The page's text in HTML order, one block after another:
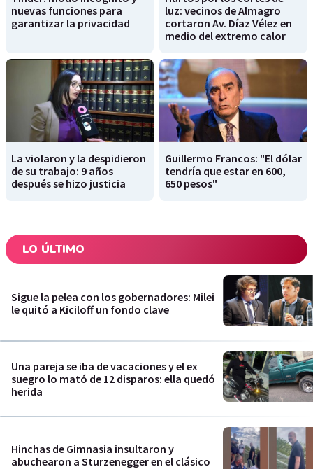
nuevas funciones para
garantizar la privacidad
luz: vecinos de Almagro
cortaron Av. Díaz Vélez en
medio del extremo calor
La violaron y la despidieron
de su trabajo: 9 años
después se hizo justicia
Guillermo Francos: "El dólar
tendría que estar en 600,
650 pesos"
LO ÚLTIMO
Sigue la pelea con los gobernadores: Milei
le quitó a Kiciloff un fondo clave
Una pareja se iba de vacaciones y el ex
suegro lo mató de 12 disparos: ella quedó
herida
Hinchas de Gimnasia insultaron y
abuchearon a Sturzenegger en el clásico